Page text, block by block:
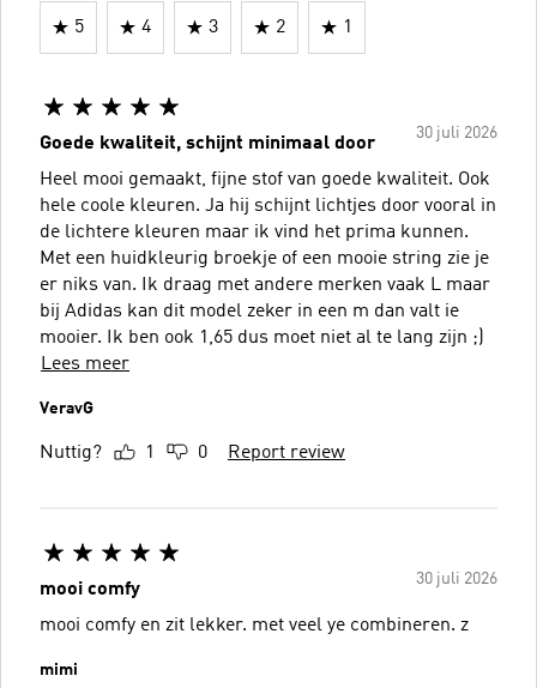
5 4 3 2 1
30 juli 2026
Goede kwaliteit, schijnt minimaal door
Heel mooi gemaakt, fijne stof van goede kwaliteit. Ook
hele coole kleuren. Ja hij schijnt lichtjes door vooral in
de lichtere kleuren maar ik vind het prima kunnen.
Met een huidkleurig broekje of een mooie string zie je
er niks van. Ik draag met andere merken vaak L maar
bij Adidas kan dit model zeker in een m dan valt ie
mooier. Ik ben ook 1,65 dus moet niet al te lang zijn ;)
Lees meer
VeravG
Nuttig? 1 0 Report review
30 juli 2026
mooi comfy
mooi comfy en zit lekker. met veel ye combineren. z
mimi